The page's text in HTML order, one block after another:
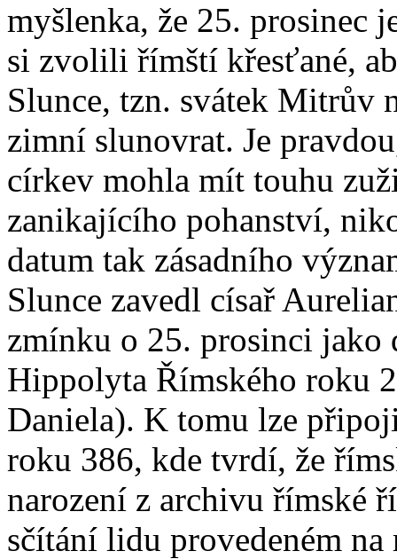
myšlenka, že 25. prosinec
si zvolili římští křesťané,
Slunce, tzn. svátek Mitrův
zimní slunovrat. Je
církev mohla mít touhu
zanikajícího pohanství,
datum tak zásadního
Slunce zavedl císař
zmínku o 25. prosinci jako
Hippolyta Římského roku
Daniela). K tomu lze
roku 386, kde tvrdí, že
narození z archivu římské
sčítání lidu provedeném na